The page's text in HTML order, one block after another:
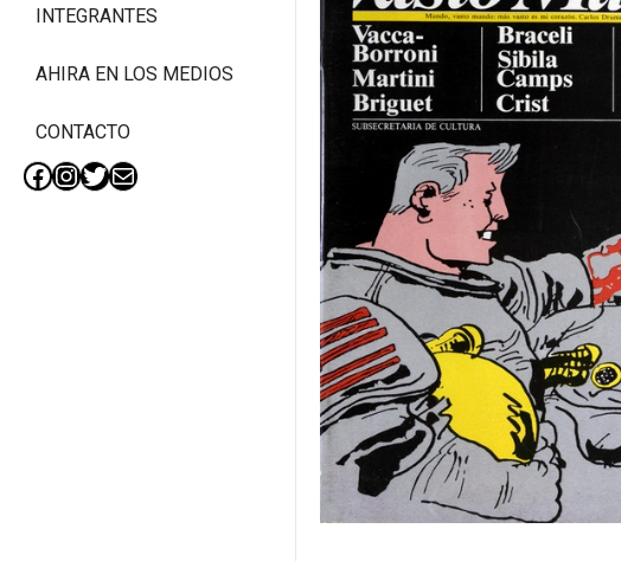
INTEGRANTES
AHIRA EN LOS MEDIOS
CONTACTO
Facebook
Instagram
Twitter
Mail